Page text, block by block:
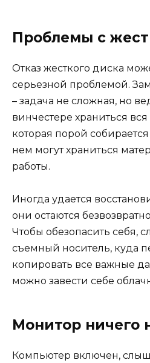
Проблемы с
Отказ жесткого диска
серьезной проблемой.
– задача не сложная, но
винчестере храниться
которая порой
нем могут храниться
работы.
Иногда удается
они остаются
Чтобы обезопасить себя,
съемный носитель, куда
копировать все важные
можно завести себе
Монитор ничего
Компьютер включен,